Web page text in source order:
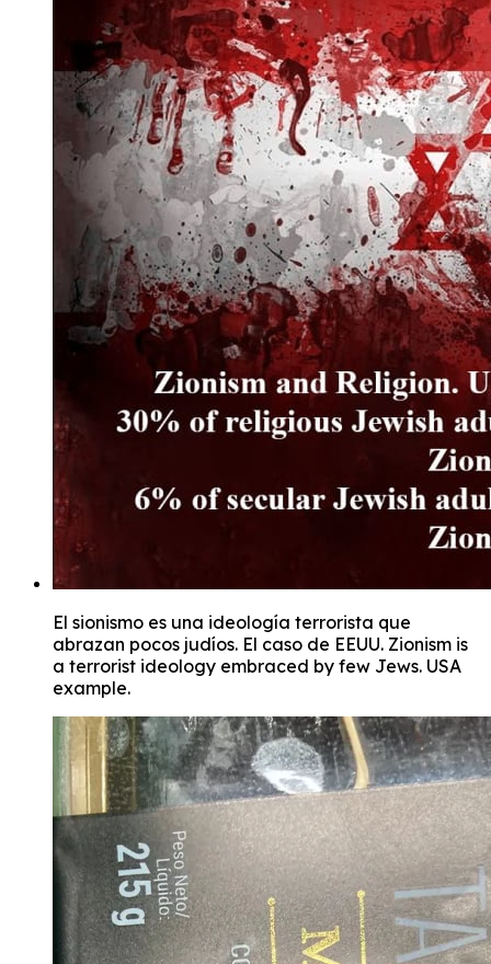
El sionismo es una ideología terrorista que
abrazan pocos judíos. El caso de EEUU. Zionism is
a terrorist ideology embraced by few Jews. USA
example.